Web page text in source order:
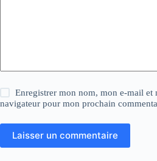
Enregistrer mon nom, mon e-mail et
navigateur pour mon prochain
Laisser un commentaire